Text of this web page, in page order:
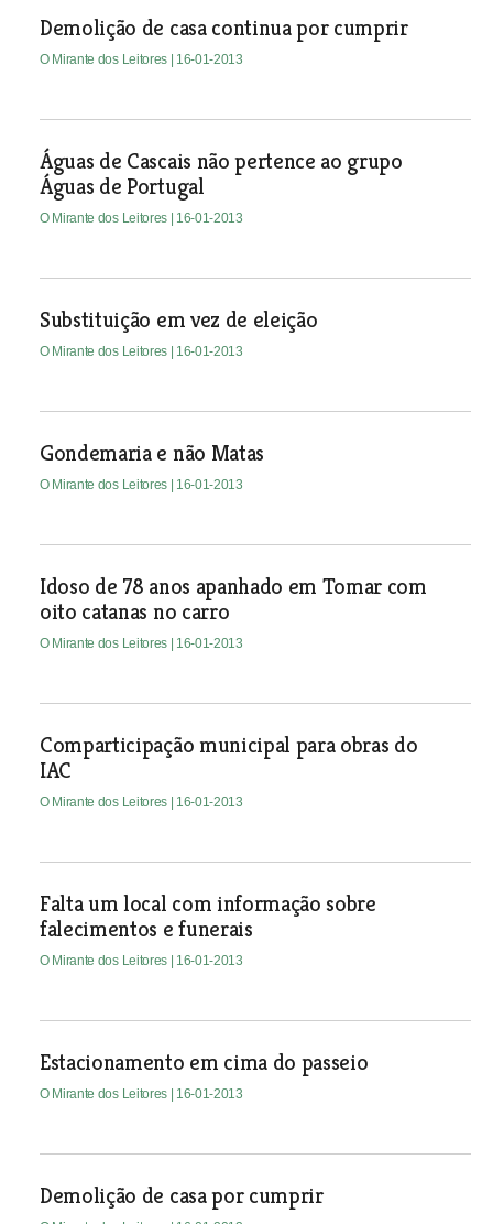
Demolição de casa continua por cumprir
O Mirante dos Leitores | 16-01-2013
Águas de Cascais não pertence ao grupo
Águas de Portugal
O Mirante dos Leitores | 16-01-2013
Substituição em vez de eleição
O Mirante dos Leitores | 16-01-2013
Gondemaria e não Matas
O Mirante dos Leitores | 16-01-2013
Idoso de 78 anos apanhado em Tomar com
oito catanas no carro
O Mirante dos Leitores | 16-01-2013
Comparticipação municipal para obras do
IAC
O Mirante dos Leitores | 16-01-2013
Falta um local com informação sobre
falecimentos e funerais
O Mirante dos Leitores | 16-01-2013
Estacionamento em cima do passeio
O Mirante dos Leitores | 16-01-2013
Demolição de casa por cumprir